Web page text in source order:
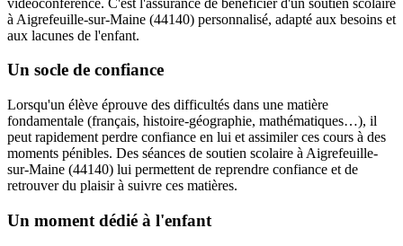
à Aigrefeuille-sur-Maine (44140) personnalisé, adapté aux besoins et
aux lacunes de l'enfant.
Un socle de confiance
Lorsqu'un élève éprouve des difficultés dans une matière
fondamentale (français, histoire-géographie, mathématiques…), il
peut rapidement perdre confiance en lui et assimiler ces cours à des
moments pénibles. Des séances de soutien scolaire à Aigrefeuille-
sur-Maine (44140) lui permettent de reprendre confiance et de
retrouver du plaisir à suivre ces matières.
Un moment dédié à l'enfant